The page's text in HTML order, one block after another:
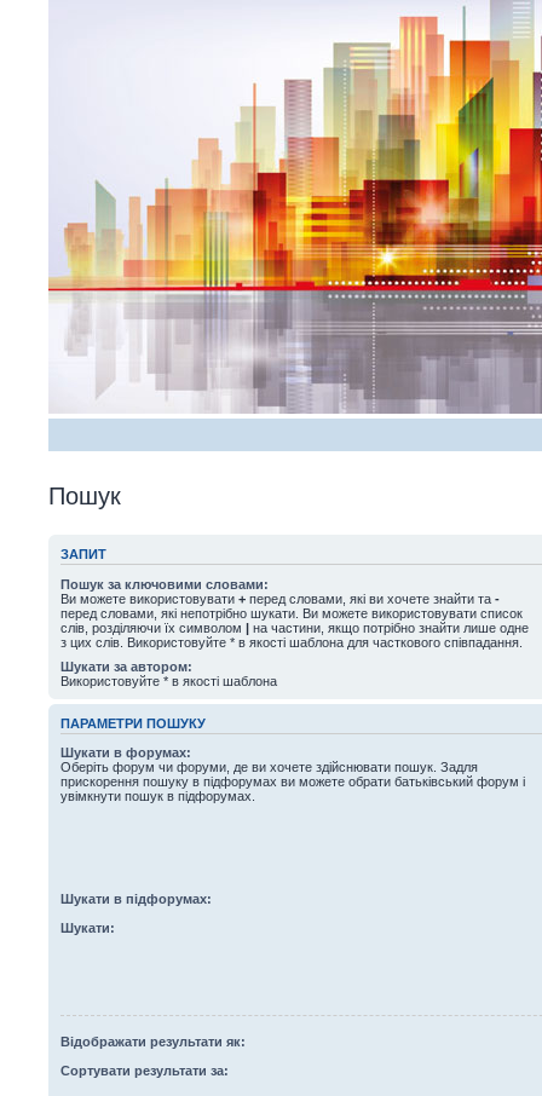
Пошук
ЗАПИТ
Пошук за ключовими словами:
Ви можете використовувати + перед словами, які ви хочете знайти та -
перед словами, які непотрібно шукати. Ви можете використовувати список
слів, розділяючи їх символом | на частини, якщо потрібно знайти лише одне
з цих слів. Використовуйте * в якості шаблона для часткового співпадання.
Шукати за автором:
Використовуйте * в якості шаблона
ПАРАМЕТРИ ПОШУКУ
Шукати в форумах:
Оберіть форум чи форуми, де ви хочете здійснювати пошук. Задля
прискорення пошуку в підфорумах ви можете обрати батьківський форум і
увімкнути пошук в підфорумах.
Шукати в підфорумах:
Шукати:
Відображати результати як:
Сортувати результати за: